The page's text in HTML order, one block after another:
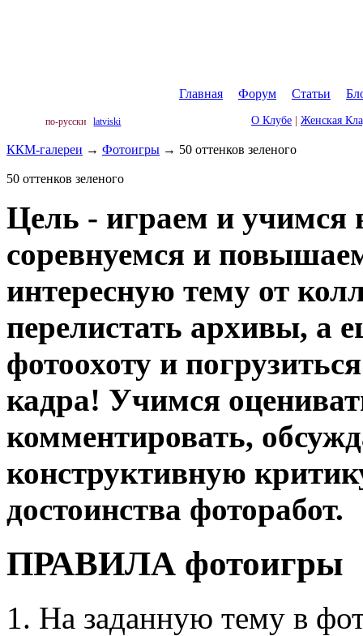
Главная Форум Статьи
по-русски latviski О Клубе Женская
ККМ-галереи → Фотоигры → 50 оттенков зеленого
50 оттенков зеленого
Цель - играем и учимся
соревнуемся и
интересную тему от
перелистать архивы, а
фотоохоту и
кадра! Учимся
комментировать,
конструктивную
достоинства фоторабот.
ПРАВИЛА фотоигры
На заданную тему в